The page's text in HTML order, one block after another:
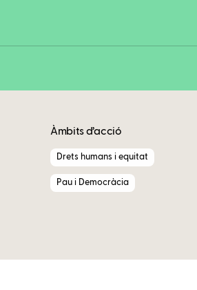
Àmbits d’acció
Drets humans i equitat
Pau i Democràcia